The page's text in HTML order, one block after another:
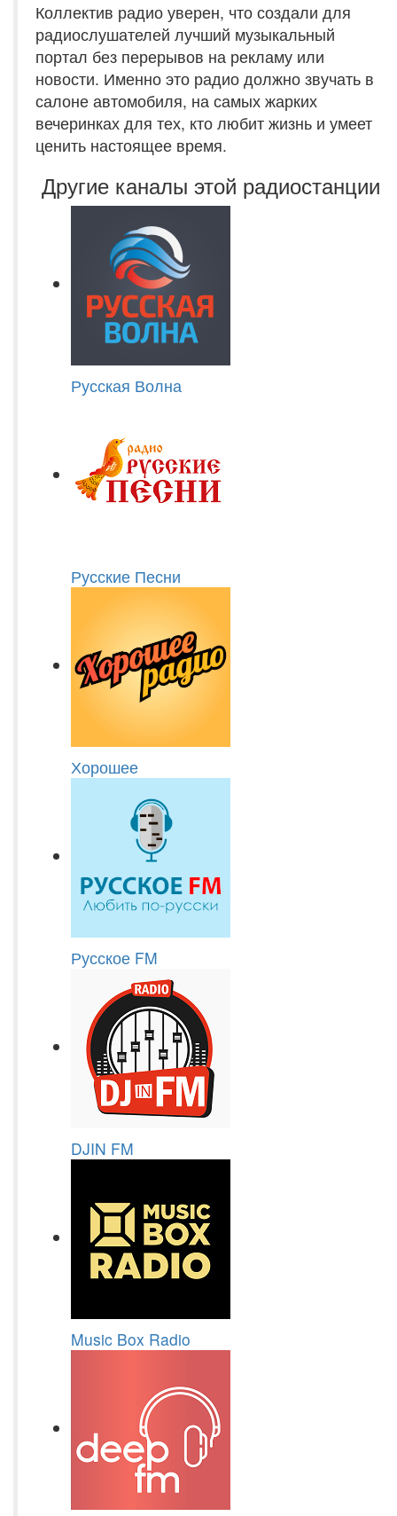
Коллектив радио уверен, что создали для
радиослушателей лучший музыкальный
портал без перерывов на рекламу или
новости. Именно это радио должно звучать в
салоне автомобиля, на самых жарких
вечеринках для тех, кто любит жизнь и умеет
ценить настоящее время.
Другие каналы этой радиостанции
Русская Волна
Русские Песни
Хорошее
Русское FM
DJIN FM
Music Box Radio